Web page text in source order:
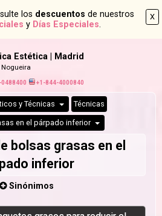
X
los descuentos de nuestros
y Días Especiales.
Estética | Madrid
+1-844-4000840
y Técnicas Técnicas
en el párpado inferior
bolsas grasas en el
inferior
Sinónimos